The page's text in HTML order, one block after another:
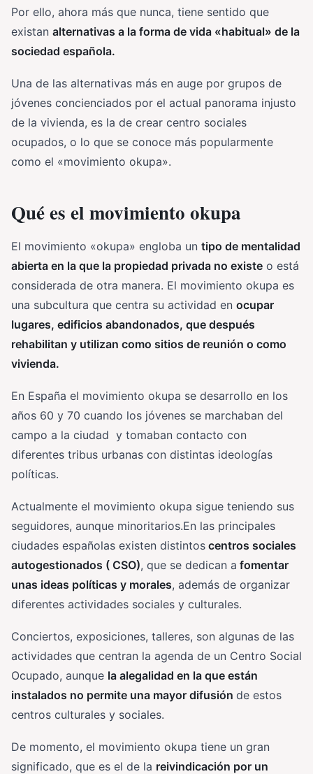
Por ello, ahora más que nunca, tiene sentido que
existan alternativas a la forma de vida «habitual» de la
sociedad española.
Una de las alternativas más en auge por grupos de
jóvenes concienciados por el actual panorama injusto
de la vivienda, es la de crear centro sociales
ocupados, o lo que se conoce más popularmente
como el «movimiento okupa».
Qué es el movimiento okupa
El movimiento «okupa» engloba un tipo de mentalidad
abierta en la que la propiedad privada no existe o está
considerada de otra manera. El movimiento okupa es
una subcultura que centra su actividad en ocupar
lugares, edificios abandonados, que después
rehabilitan y utilizan como sitios de reunión o como
vivienda.
En España el movimiento okupa se desarrollo en los
años 60 y 70 cuando los jóvenes se marchaban del
campo a la ciudad y tomaban contacto con
diferentes tribus urbanas con distintas ideologías
políticas.
Actualmente el movimiento okupa sigue teniendo sus
seguidores, aunque minoritarios.En las principales
ciudades españolas existen distintos centros sociales
autogestionados ( CSO), que se dedican a fomentar
unas ideas políticas y morales, además de organizar
diferentes actividades sociales y culturales.
Conciertos, exposiciones, talleres, son algunas de las
actividades que centran la agenda de un Centro Social
Ocupado, aunque la alegalidad en la que están
instalados no permite una mayor difusión de estos
centros culturales y sociales.
De momento, el movimiento okupa tiene un gran
significado, que es el de la reivindicación por un